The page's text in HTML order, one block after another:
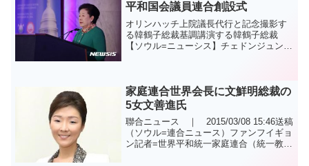
平和国会議員連合創設式
オリンハッチ上院議長代行と記念撮影す
る韓鶴子総裁基調講演する韓鶴子総裁
【ソウル=ニューシス】チェドンジュン記
2016.12.0...
家庭連合世界会長に文鮮明総裁の
5女文善進氏
聯合ニュース ｜ 2015/03/08 15:46送稿
（ソウル=連合ニュース）ファンフイギョ
ン記者=世界平和統一家庭連合（統一教会